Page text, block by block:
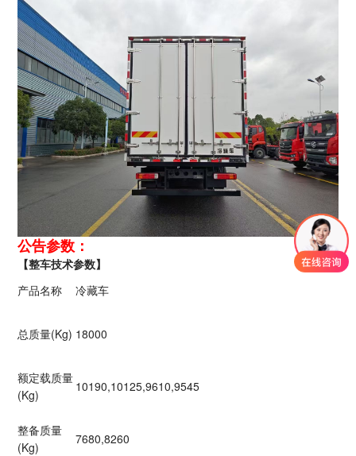
公告参数：
【整车技术参数】
产品名称
冷藏车
总质量(Kg) 18000
额定载质量
(Kg)
10190,10125,9610,9545
整备质量
(Kg)
7680,8260